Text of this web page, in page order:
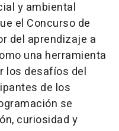
y ambiental
el Concurso de
del aprendizaje a
una herramienta
los desafíos del
de los
se
curiosidad y